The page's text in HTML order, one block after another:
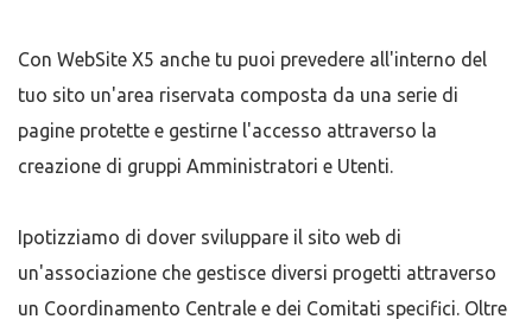
Con WebSite X5 anche tu puoi prevedere all'interno del
tuo sito un'area riservata composta da una serie di
pagine protette e gestirne l'accesso attraverso la
creazione di gruppi Amministratori e Utenti.
Ipotizziamo di dover sviluppare il sito web di
un'associazione che gestisce diversi progetti attraverso
un Coordinamento Centrale e dei Comitati specifici. Oltre